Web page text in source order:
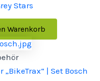
Stars
Warenkorb
„BikeTrax“ | Set Bosch